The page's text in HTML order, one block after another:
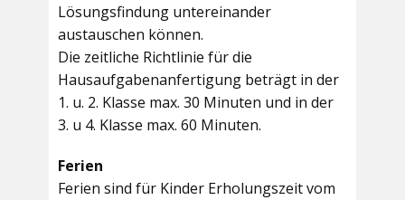
Lösungsfindung untereinander
austauschen können.
Die zeitliche Richtlinie für die
Hausaufgabenanfertigung beträgt in der
1. u. 2. Klasse max. 30 Minuten und in der
3. u 4. Klasse max. 60 Minuten.
Ferien
Ferien sind für Kinder Erholungszeit vom